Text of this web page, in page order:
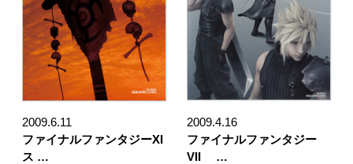
2009.6.11
ファイナルファンタジーXI
ス …
2009.4.16
ファイナルファンタジー
VII …